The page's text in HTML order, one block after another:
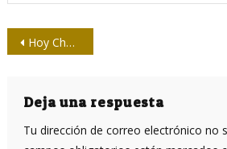
Navegación
entradas
Hoy Chávez cumpliría 62 años
Deja una respuesta
Tu dirección de correo electrónico no